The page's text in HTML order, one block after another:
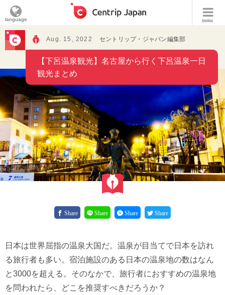
menu
language
Aug. 15, 2022 セントリップ・ジャパン編集部
【下呂温泉観光】名古屋から行く下呂温泉一日
観光まとめ
Share Share Share Share
日本は世界屈指の温泉大国だ。温泉が目当てで日本を訪れ
る旅行者も多い。宿泊施設のある日本の温泉地の数はなん
と3000を超える。そのなかで、旅行者におすすめの温泉地
を問われたら、どこを推奨すべきだろうか？